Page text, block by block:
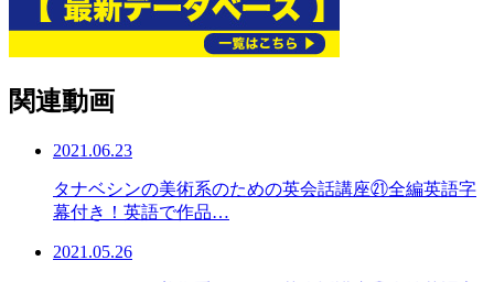
関連動画
2021.06.23
タナベシンの美術系のための英会話講座㉑全編英語字
幕付き！英語で作品…
2021.05.26